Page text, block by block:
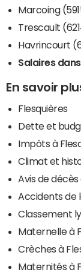
Marcoing
Trescault
Havrincourt
Salaires
En savoir
Flesquières
Dette et
Impôts à
Climat et
Avis de décès
Accidents de
Classement
Maternelle à
Crèches à
Maternités à